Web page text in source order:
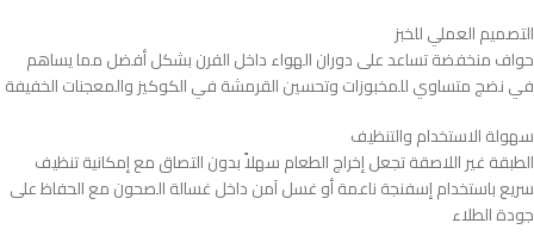
التصميم العملي للخبز
حواف منخفضة تساعد على دوران الهواء داخل الفرن بشكل أفضل مما يساهم
في نضج متساوي للمخبوزات وتحسين القرمشة في الكوكيز والمعجنات الخفيفة
سهولة الاستخدام والتنظيف
الطبقة غير اللاصقة تجعل إخراج الطعام سهلاً بدون التصاق مع إمكانية تنظيف
سريع باستخدام إسفنجة ناعمة أو غسل آمن داخل غسالة الصحون مع الحفاظ على
جودة الطلاء